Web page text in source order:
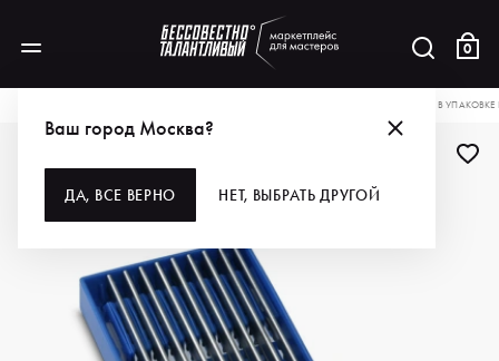
0
Ваш город Москва?
ДА, ВСЕ ВЕРНО НЕТ, ВЫБРАТЬ ДРУГОЙ
KIEPE ЛЕЗВИЯ В